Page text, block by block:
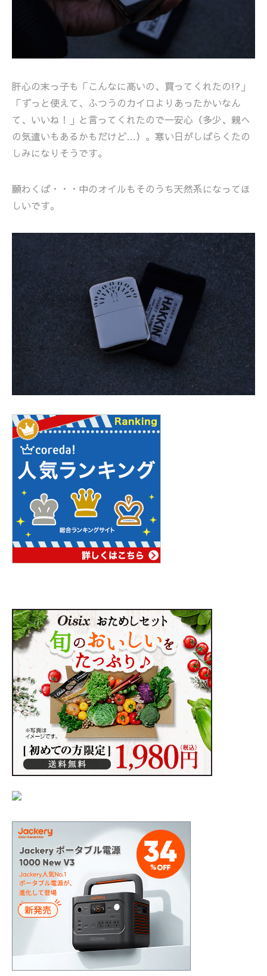
肝心の末っ子も「こんなに高いの、買ってくれたの!?」
「ずっと使えて、ふつうのカイロよりあったかいなん
て、いいね！」と言ってくれたので一安心（多少、親へ
の気遣いもあるかもだけど…）。寒い日がしばらくたの
しみになりそうです。
願わくば・・・中のオイルもそのうち天然系になってほ
しいです。